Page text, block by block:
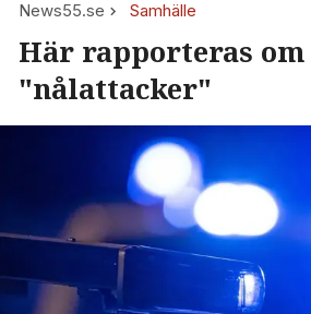
News55.se Samhälle
Här rapporteras
"nålattacker"